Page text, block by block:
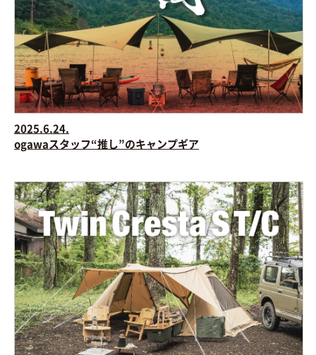
2025.6.24.
ogawaスタッフ“推し”のキャンプギア